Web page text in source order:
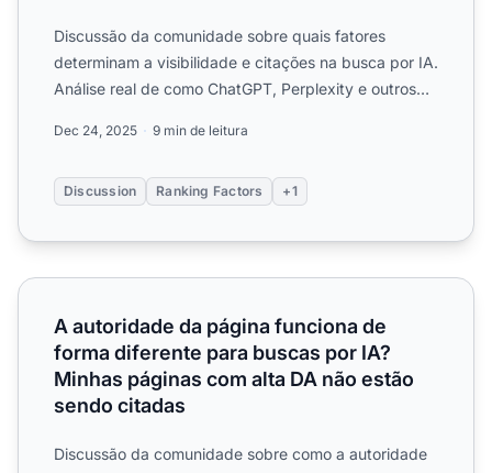
Discussão da comunidade sobre quais fatores
determinam a visibilidade e citações na busca por IA.
Análise real de como ChatGPT, Perplexity e outros
Dec 24, 2025 9 min de leitura
Discussion Ranking Factors +1
A autoridade da página funciona de forma diferente para
A autoridade da página funciona de
forma diferente para buscas por IA?
Minhas páginas com alta DA não estão
sendo citadas
Discussão da comunidade sobre como a autoridade